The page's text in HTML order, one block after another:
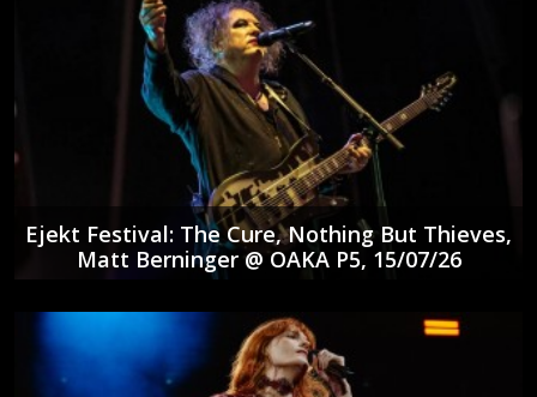
Ejekt Festival: The Cure, Nothing But Thieves,
Matt Berninger @ ΟΑΚΑ P5, 15/07/26